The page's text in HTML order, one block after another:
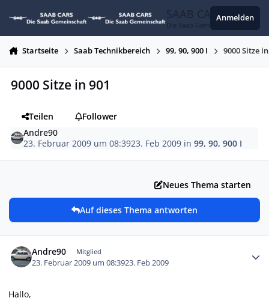
SAAB CARS
Die Saab Gemeinschaft
Anmelden
Startseite Saab Technikbereich 99, 90, 900 I 9000 Sitze
9000 Sitze in 901
Teilen
Follower
Andre90
23. Februar 2009 um 08:3923. Feb 2009 in99, 90, 900 I
Neues Thema starten
Auf dieses Thema antworten
Andre90 Mitglied
23. Februar 2009 um 08:3923. Feb 2009
Hallo,